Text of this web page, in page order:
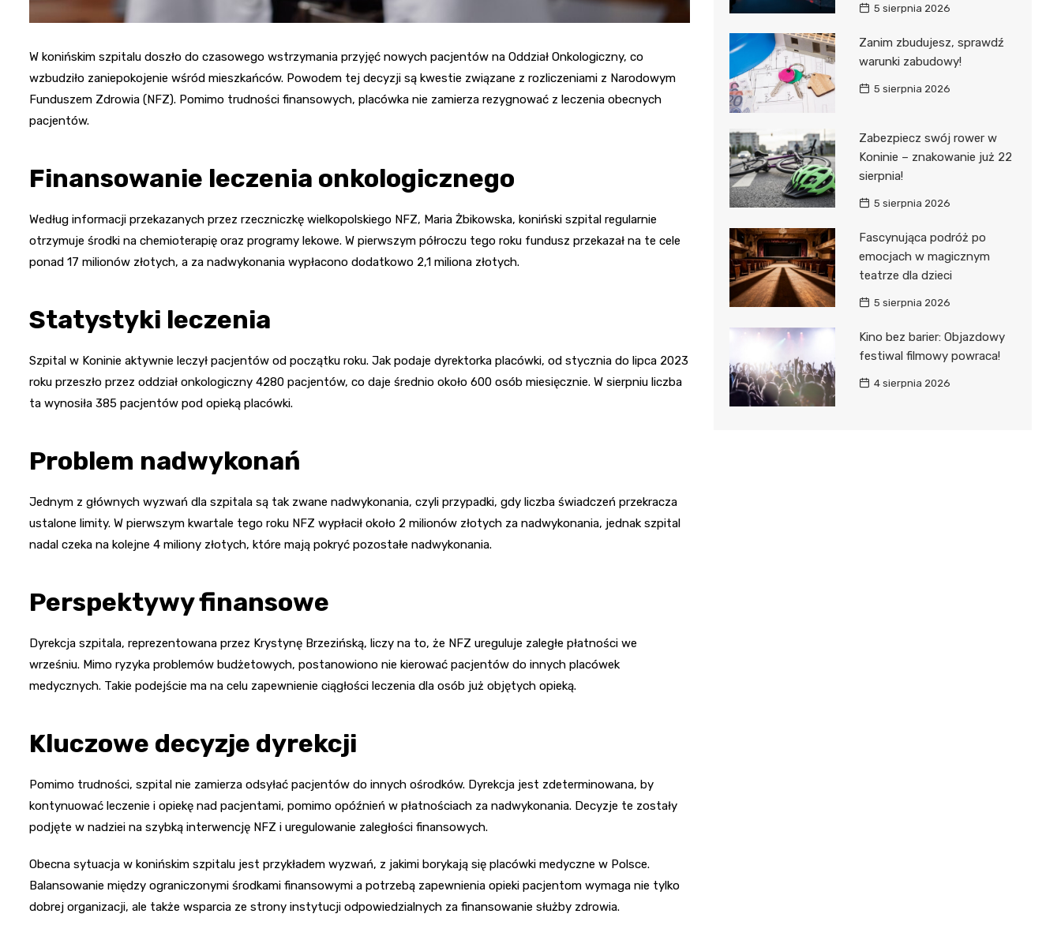
W konińskim szpitalu doszło do czasowego wstrzymania przyjęć nowych pacjentów na Oddział Onkologiczny, co
wzbudziło zaniepokojenie wśród mieszkańców. Powodem tej decyzji są kwestie związane z rozliczeniami z Narodowym
Funduszem Zdrowia (NFZ). Pomimo trudności finansowych, placówka nie zamierza rezygnować z leczenia obecnych
pacjentów.
Finansowanie leczenia onkologicznego
Według informacji przekazanych przez rzeczniczkę wielkopolskiego NFZ, Maria Żbikowska, koniński szpital regularnie
otrzymuje środki na chemioterapię oraz programy lekowe. W pierwszym półroczu tego roku fundusz przekazał na te cele
ponad 17 milionów złotych, a za nadwykonania wypłacono dodatkowo 2,1 miliona złotych.
Statystyki leczenia
Szpital w Koninie aktywnie leczył pacjentów od początku roku. Jak podaje dyrektorka placówki, od stycznia do lipca 2023
roku przeszło przez oddział onkologiczny 4280 pacjentów, co daje średnio około 600 osób miesięcznie. W sierpniu liczba
ta wynosiła 385 pacjentów pod opieką placówki.
Problem nadwykonań
Jednym z głównych wyzwań dla szpitala są tak zwane nadwykonania, czyli przypadki, gdy liczba świadczeń przekracza
ustalone limity. W pierwszym kwartale tego roku NFZ wypłacił około 2 milionów złotych za nadwykonania, jednak szpital
nadal czeka na kolejne 4 miliony złotych, które mają pokryć pozostałe nadwykonania.
Perspektywy finansowe
Dyrekcja szpitala, reprezentowana przez Krystynę Brzezińską, liczy na to, że NFZ ureguluje zaległe płatności we
wrześniu. Mimo ryzyka problemów budżetowych, postanowiono nie kierować pacjentów do innych placówek
medycznych. Takie podejście ma na celu zapewnienie ciągłości leczenia dla osób już objętych opieką.
Kluczowe decyzje dyrekcji
Pomimo trudności, szpital nie zamierza odsyłać pacjentów do innych ośrodków. Dyrekcja jest zdeterminowana, by
kontynuować leczenie i opiekę nad pacjentami, pomimo opóźnień w płatnościach za nadwykonania. Decyzje te zostały
podjęte w nadziei na szybką interwencję NFZ i uregulowanie zaległości finansowych.
Obecna sytuacja w konińskim szpitalu jest przykładem wyzwań, z jakimi borykają się placówki medyczne w Polsce.
Balansowanie między ograniczonymi środkami finansowymi a potrzebą zapewnienia opieki pacjentom wymaga nie tylko
dobrej organizacji, ale także wsparcia ze strony instytucji odpowiedzialnych za finansowanie służby zdrowia.
5 sierpnia 2026
Zanim zbudujesz, sprawdź
warunki zabudowy!
5 sierpnia 2026
Zabezpiecz swój rower w
Koninie – znakowanie już 22
sierpnia!
5 sierpnia 2026
Fascynująca podróż po
emocjach w magicznym
teatrze dla dzieci
5 sierpnia 2026
Kino bez barier: Objazdowy
festiwal filmowy powraca!
4 sierpnia 2026